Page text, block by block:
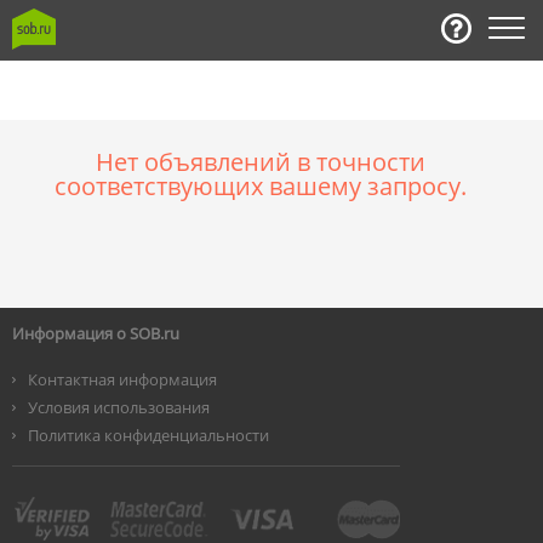
Нет объявлений в точности
соответствующих вашему запросу.
Информация о SOB.ru
Контактная информация
Условия использования
Политика конфиденциальности